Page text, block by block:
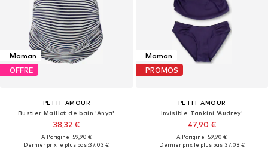
Maman
OFFRE
PETIT AMOUR
Bustier Maillot de bain 'Anya'
38,32 €
À l'origine : 59,90 €
Dernier prix le plus bas :37,03 €
Maman
PROMOS
PETIT AMOUR
Invisible Tankini 'Audrey'
47,90 €
À l'origine : 59,90 €
Dernier prix le plus bas :37,03 €